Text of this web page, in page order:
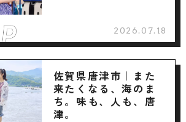
2026.07.18
佐賀県唐津市｜また
来たくなる、海のま
ち。味も、人も、唐
津。